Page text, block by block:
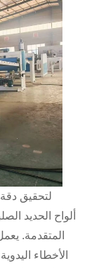
لتحقيق دقة
المتقدمة.
الأخطاء